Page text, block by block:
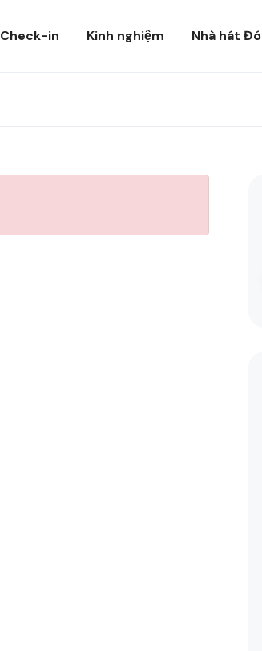
Check-in Kinh nghiệm Nhà hát Đó